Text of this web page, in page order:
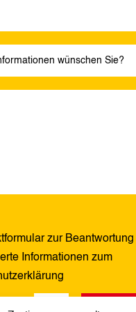
zur Beantwortung
Informationen zum
+ 3 = Senden